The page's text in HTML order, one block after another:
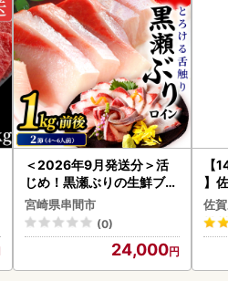
＜2026年9月発送分＞活
じめ！黒瀬ぶりの生鮮ブリ
ロイン2節（1.0kg前後）_
K001-012-2609
宮崎県串間市
(0)
24,000
【
】
2
佐